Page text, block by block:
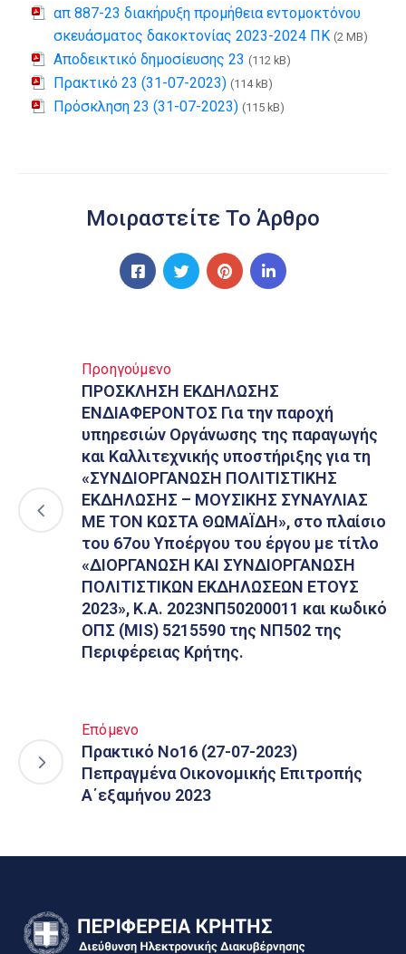
απ 887-23 διακήρυξη προμήθεια εντομοκτόνου
σκευάσματος δακοκτονίας 2023-2024 ΠΚ (2 MB)
Αποδεικτικό δημοσίευσης 23 (112 kB)
Πρακτικό 23 (31-07-2023) (114 kB)
Πρόσκληση 23 (31-07-2023) (115 kB)
Μοιραστείτε Το Άρθρο
Προηγούμενο
ΠΡΟΣΚΛΗΣΗ ΕΚΔΗΛΩΣΗΣ
ΕΝΔΙΑΦΕΡΟΝΤΟΣ Για την παροχή
υπηρεσιών Οργάνωσης της παραγωγής
και Καλλιτεχνικής υποστήριξης για τη
«ΣΥΝΔΙΟΡΓΑΝΩΣΗ ΠΟΛΙΤΙΣΤΙΚΗΣ
ΕΚΔΗΛΩΣΗΣ – ΜΟΥΣΙΚΗΣ ΣΥΝΑΥΛΙΑΣ
ΜΕ ΤΟΝ ΚΩΣΤΑ ΘΩΜΑΪΔΗ», στο πλαίσιο
του 67ου Υποέργου του έργου με τίτλο
«ΔΙΟΡΓΑΝΩΣΗ ΚΑΙ ΣΥΝΔΙΟΡΓΑΝΩΣΗ
ΠΟΛΙΤΙΣΤΙΚΩΝ ΕΚΔΗΛΩΣΕΩΝ ΕΤΟΥΣ
2023», Κ.Α. 2023ΝΠ50200011 και κωδικό
ΟΠΣ (MIS) 5215590 της ΝΠ502 της
Περιφέρειας Κρήτης.
Επόμενο
Πρακτικό Νο16 (27-07-2023)
Πεπραγμένα Οικονομικής Επιτροπής
Α΄εξαμήνου 2023